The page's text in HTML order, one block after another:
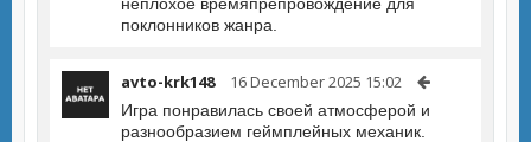
поклонников жанра.
avto-krk148 16 December 2025 15:02
Игра понравилась своей атмосферой и
разнообразием геймплейных механик.